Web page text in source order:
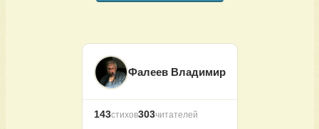
Фалеев Владимир
143стихов303читателей